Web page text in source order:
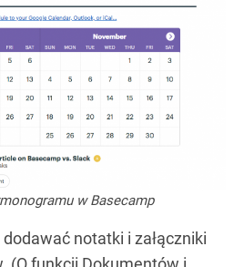
w Basecamp
notatki i załączniki